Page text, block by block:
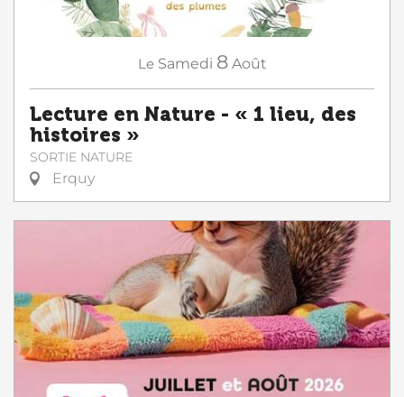
Le Samedi 8 Août
Lecture en Nature - « 1 lieu, des
histoires »
SORTIE NATURE
Erquy